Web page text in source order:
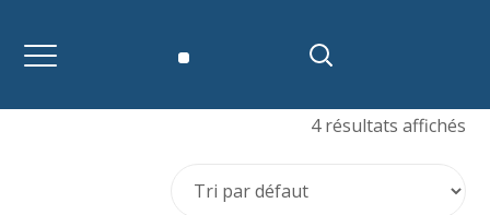
4 résultats affichés